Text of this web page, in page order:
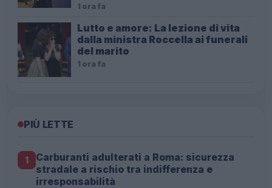
1 ora fa
Lutto e amore: La lezione di vita
dalla ministra Roccella ai funerali
del marito
1 ora fa
PIÙ LETTE
1
Carburanti adulterati a Roma: sicurezza
stradale a rischio tra indifferenza e
irresponsabilità